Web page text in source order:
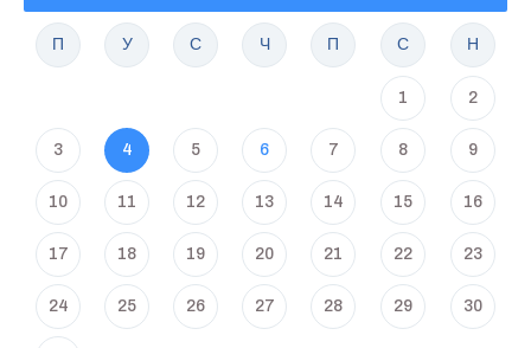
П У С Ч П С Н
1 2
3 4 5 6 7 8 9
10 11 12 13 14 15 16
17 18 19 20 21 22 23
24 25 26 27 28 29 30